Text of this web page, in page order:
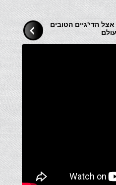
אצל הדי'גיים הטובים